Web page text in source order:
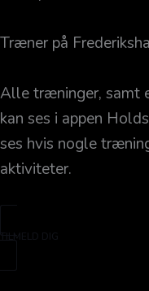
Træner på
Alle træninger, samt
kan ses i appen
ses hvis nogle
aktiviteter.
TILMELD DIG